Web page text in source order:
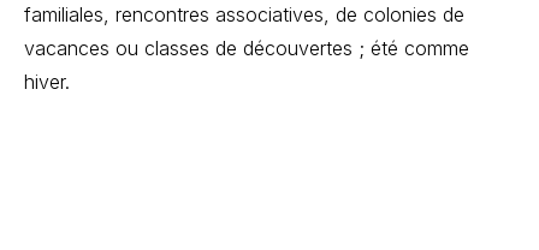
familiales, rencontres associatives, de colonies de
vacances ou classes de découvertes ; été comme
hiver.